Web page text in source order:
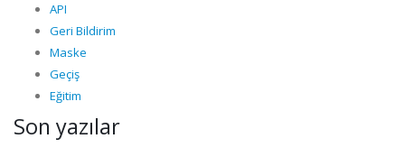
API
Geri Bildirim
Maske
Geçiş
Eğitim
Son yazılar